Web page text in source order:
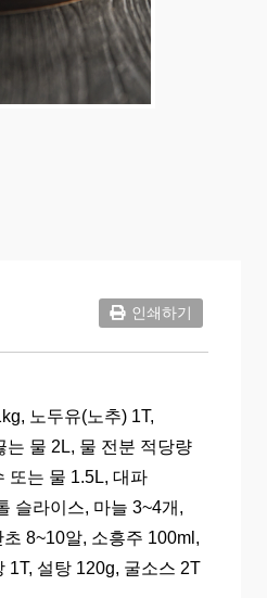
인쇄하기
노두유(노추) 1T,
는 물 2L, 물 전분 적당량
또는 물 1.5L, 대파
슬라이스, 마늘 3~4개,
8~10알, 소흥주 100ml,
1T, 설탕 120g, 굴소스 2T